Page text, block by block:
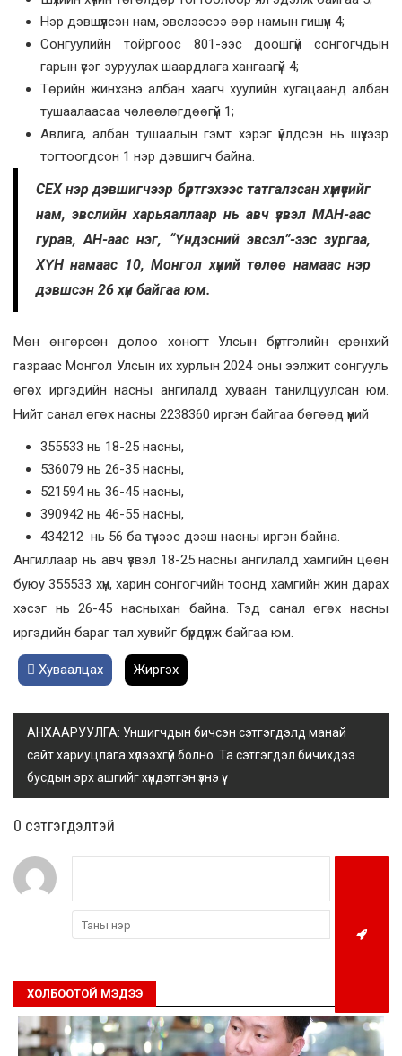
Нэр дэвшүүлсэн нам, эвслээсээ өөр намын гишүүн 4;
Сонгуулийн тойргоос 801-ээс доошгүй сонгогчдын
гарын үсэг зуруулах шаардлага хангаагүй 4;
Төрийн жинхэнэ албан хаагч хуулийн хугацаанд албан
тушаалаасаа чөлөөлөгдөөгүй 1;
Авлига, албан тушаалын гэмт хэрэг үйлдсэн нь шүүхээр
тогтоогдсон 1 нэр дэвшигч байна.
СЕХ нэр дэвшигчээр бүртгэхээс татгалзсан хүмүүсийг
нам, эвслийн харьяаллаар нь авч үзвэл МАН-аас
гурав, АН-аас нэг, “Үндэсний эвсэл”-ээс зургаа,
ХҮН намаас 10, Монгол хүний төлөө намаас нэр
дэвшсэн 26 хүн байгаа юм.
Мөн өнгөрсөн долоо хоногт Улсын бүртгэлийн ерөнхий
газраас Монгол Улсын их хурлын 2024 оны ээлжит сонгууль
өгөх иргэдийн насны ангилалд хуваан танилцуулсан юм.
Нийт санал өгөх насны 2238360 иргэн байгаа бөгөөд үүний
355533 нь 18-25 насны,
536079 нь 26-35 насны,
521594 нь 36-45 насны,
390942 нь 46-55 насны,
434212 нь 56 ба түүнээс дээш насны иргэн байна.
Ангиллаар нь авч үзвэл 18-25 насны ангилалд хамгийн цөөн
буюу 355533 хүн, харин сонгогчийн тоонд хамгийн жин дарах
хэсэг нь 26-45 насныхан байна. Тэд санал өгөх насны
иргэдийн бараг тал хувийг бүрдүүлж байгаа юм.
Хуваалцах Жиргэх
АНХААРУУЛГА: Уншигчдын бичсэн сэтгэгдэлд манай
сайт хариуцлага хүлээхгүй болно. Та сэтгэгдэл бичихдээ
бусдын эрх ашгийг хүндэтгэн үзнэ үү.
0 cэтгэгдэлтэй
ХОЛБООТОЙ МЭДЭЭ